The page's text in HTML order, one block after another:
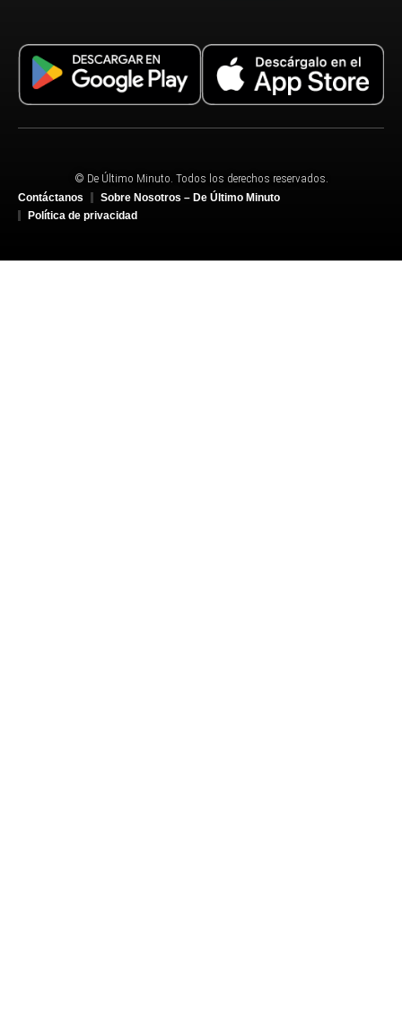
© De Último Minuto. Todos los derechos reservados.
Contáctanos
Sobre Nosotros – De Último Minuto
Política de privacidad